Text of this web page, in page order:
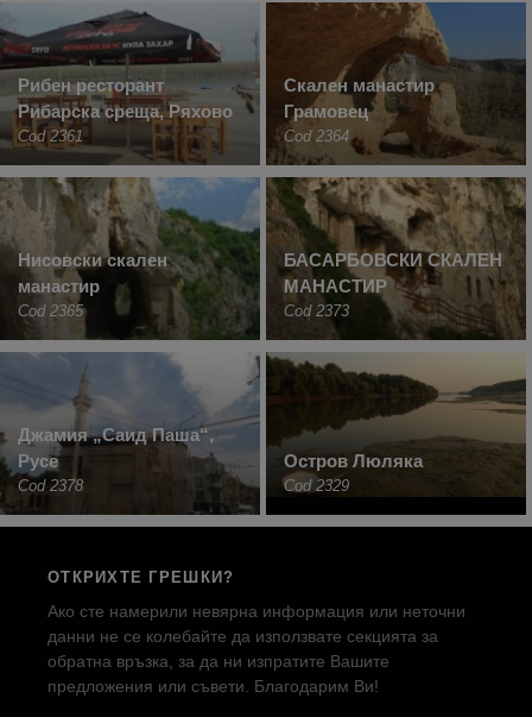
Рибен ресторант
Рибарска среща, Ряхово
Cod 2361
Скален манастир
Грамовец
Cod 2364
Нисовски скален
манастир
Cod 2365
БАСАРБОВСКИ СКАЛЕН
МАНАСТИР
Cod 2373
Джамия „Саид Паша“,
Русе
Cod 2378
Остров Люляка
Cod 2329
ОТКРИХТЕ ГРЕШКИ?
Ако сте намерили невярна информация или неточни
данни не се колебайте да използвате секцията за
обратна връзка, за да ни изпратите Вашите
предложения или съвети. Благодарим Ви!